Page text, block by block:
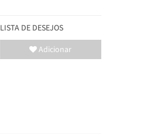
LISTA DE DESEJOS
Adicionar